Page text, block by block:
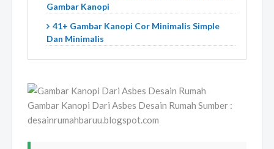
Gambar Kanopi
41+ Gambar Kanopi Cor Minimalis Simple
Dan Minimalis
Gambar Kanopi Dari Asbes Desain Rumah Sumber :
desainrumahbaruu.blogspot.com